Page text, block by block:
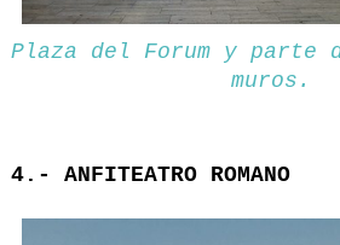
Plaza del Forum y parte
muros.
4.- ANFITEATRO ROMANO